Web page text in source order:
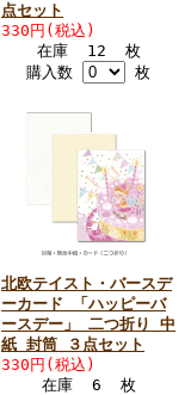
点セット
330円(税込)
在庫 12 枚
購入数
枚
北欧テイスト・バースデ
ーカード 「ハッピーバ
ースデー」 二つ折り 中
紙 封筒 ３点セット
330円(税込)
在庫 6 枚